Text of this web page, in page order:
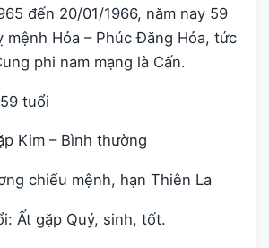
đến 20/01/1966, năm nay 59
mệnh Hỏa – Phúc Đăng Hỏa, tức
phi nam mạng là Cấn.
tuổi
Kim – Bình thường
chiếu mệnh, hạn Thiên La
Ất gặp Quý, sinh, tốt.